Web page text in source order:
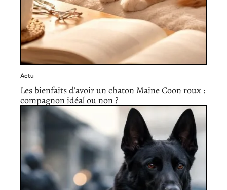
Actu
Les bienfaits d’avoir un chaton Maine Coon roux :
compagnon idéal ou non ?